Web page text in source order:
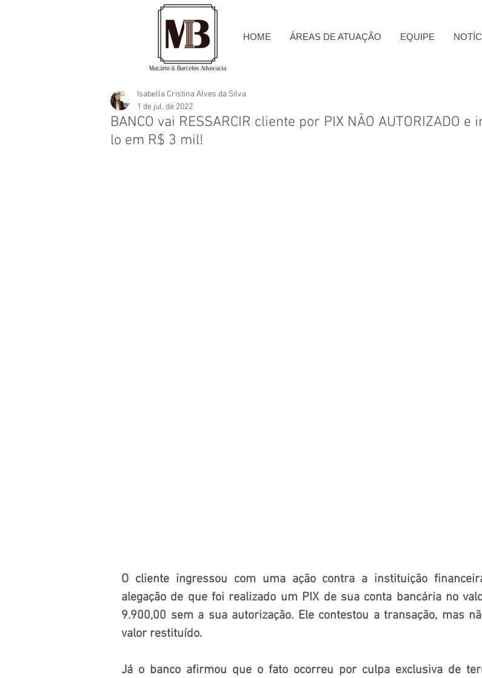
HOME ÁREAS DE ATUAÇÃO EQUIPE
BANCO vai RESSARCIR cliente por PIX NÃO AUTORIZADO e
lo em R$ 3 mil!
Isabella Cristina Alves da Silva
1 de jul. de 2022
O cliente ingressou com uma ação contra a instituição
alegação de que foi realizado um PIX de sua conta bancária no
9.900,00 sem a sua autorização. Ele contestou a transação, mas
valor restituído.
Já o banco afirmou que o fato ocorreu por culpa exclusiva de